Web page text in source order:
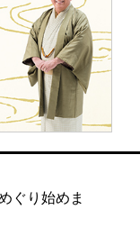
ぐり始めま